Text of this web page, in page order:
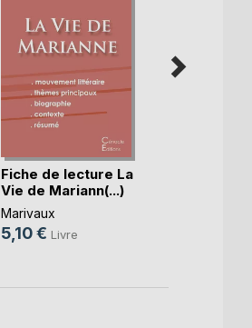
Fiche de lecture La
Vie de Mariann(...)
Marivaux
5,10 € Livre